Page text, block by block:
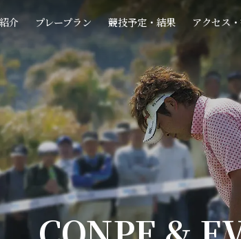
介 プレープラン 競技予定・結果 アクセス